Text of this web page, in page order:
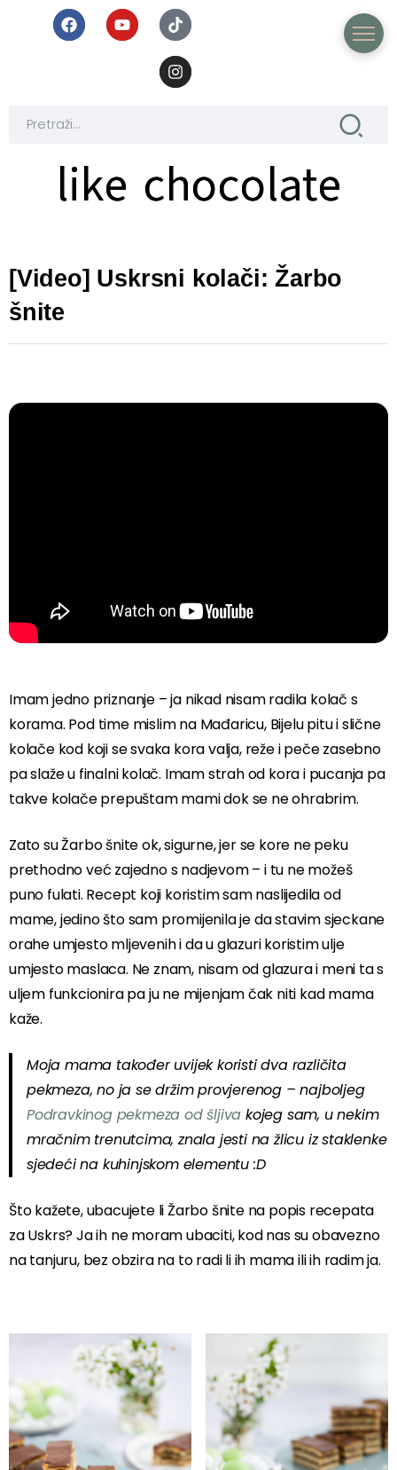
like chocolate
like chocolate
[Video] Uskrsni kolači: Žarbo
šnite
Imam jedno priznanje – ja nikad nisam radila kolač s
korama. Pod time mislim na Mađaricu, Bijelu pitu i slične
kolače kod koji se svaka kora valja, reže i peče zasebno
pa slaže u finalni kolač. Imam strah od kora i pucanja pa
takve kolače prepuštam mami dok se ne ohrabrim.
Zato su Žarbo šnite ok, sigurne, jer se kore ne peku
prethodno već zajedno s nadjevom – i tu ne možeš
puno fulati. Recept koji koristim sam naslijedila od
mame, jedino što sam promijenila je da stavim sjeckane
orahe umjesto mljevenih i da u glazuri koristim ulje
umjesto maslaca. Ne znam, nisam od glazura i meni ta s
uljem funkcionira pa ju ne mijenjam čak niti kad mama
kaže.
Moja mama također uvijek koristi dva različita
pekmeza, no ja se držim provjerenog – najboljeg
Podravkinog pekmeza od šljiva kojeg sam, u nekim
mračnim trenutcima, znala jesti na žlicu iz staklenke
sjedeći na kuhinjskom elementu :D
Što kažete, ubacujete li Žarbo šnite na popis recepata
za Uskrs? Ja ih ne moram ubaciti, kod nas su obavezno
na tanjuru, bez obzira na to radi li ih mama ili ih radim ja.